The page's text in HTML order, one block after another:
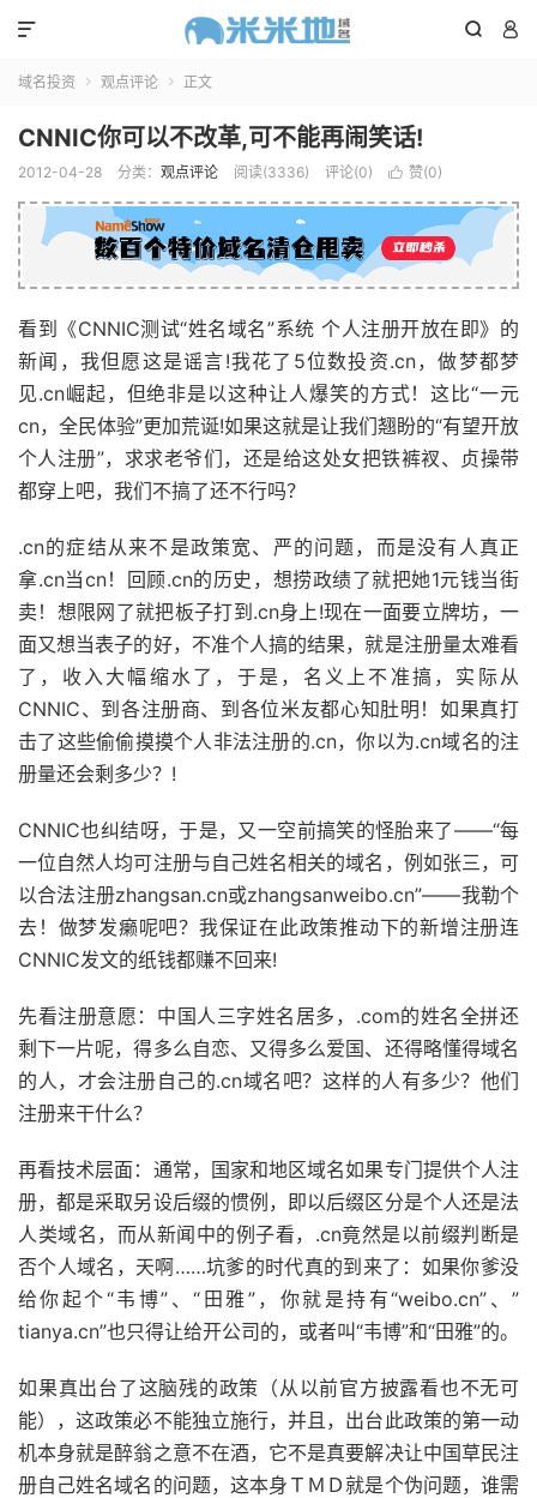
 

域名投资  观点评论  正文
CNNIC你可以不改革,可不能再闹笑话!
2012-04-28 分类： 观点评论 阅读(3336) 评论(0)  赞(0)
看到《CNNIC测试“姓名域名”系统 个人注册开放在即》的
新闻，我但愿这是谣言!我花了5位数投资.cn，做梦都梦
见.cn崛起，但绝非是以这种让人爆笑的方式！这比“一元
cn，全民体验”更加荒诞!如果这就是让我们翘盼的“有望开放
个人注册”，求求老爷们，还是给这处女把铁裤衩、贞操带
都穿上吧，我们不搞了还不行吗？
.cn的症结从来不是政策宽、严的问题，而是没有人真正
拿.cn当cn！回顾.cn的历史，想捞政绩了就把她1元钱当街
卖！想限网了就把板子打到.cn身上!现在一面要立牌坊，一
面又想当表子的好，不准个人搞的结果，就是注册量太难看
了，收入大幅缩水了，于是，名义上不准搞，实际从
CNNIC、到各注册商、到各位米友都心知肚明！如果真打
击了这些偷偷摸摸个人非法注册的.cn，你以为.cn域名的注
册量还会剩多少？!
CNNIC也纠结呀，于是，又一空前搞笑的怪胎来了——“每
一位自然人均可注册与自己姓名相关的域名，例如张三，可
以合法注册zhangsan.cn或zhangsanweibo.cn”——我勒个
去！做梦发癞呢吧？我保证在此政策推动下的新增注册连
CNNIC发文的纸钱都赚不回来!
先看注册意愿：中国人三字姓名居多，.com的姓名全拼还
剩下一片呢，得多么自恋、又得多么爱国、还得略懂得域名
的人，才会注册自己的.cn域名吧？这样的人有多少？他们
注册来干什么？
再看技术层面：通常，国家和地区域名如果专门提供个人注
册，都是采取另设后缀的惯例，即以后缀区分是个人还是法
人类域名，而从新闻中的例子看，.cn竟然是以前缀判断是
否个人域名，天啊……坑爹的时代真的到来了：如果你爹没
给你起个“韦博”、“田雅”，你就是持有“weibo.cn”、”
tianya.cn”也只得让给开公司的，或者叫“韦博”和“田雅”的。
如果真出台了这脑残的政策（从以前官方披露看也不无可
能），这政策必不能独立施行，并且，出台此政策的第一动
机本身就是醉翁之意不在酒，它不是真要解决让中国草民注
册自己姓名域名的问题，这本身ＴＭＤ就是个伪问题，谁需